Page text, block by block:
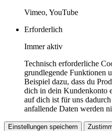
Vimeo, YouTube
Erforderlich
Immer aktiv
Technisch erforderliche
grundlegende Funktionen
Beispiel dazu, dass du
dich in dein Kundenkonto
auf dich ist für uns
anfallende Daten werden
Einstellungen speichern